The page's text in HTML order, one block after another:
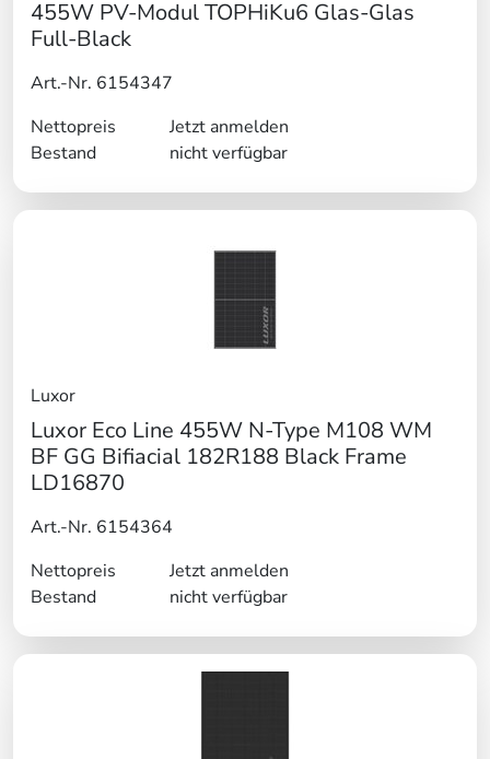
455W PV-Modul TOPHiKu6 Glas-Glas
Full-Black
Art.-Nr. 6154347
Nettopreis
Jetzt anmelden
Bestand
nicht verfügbar
Luxor
Luxor Eco Line 455W N-Type M108 WM
BF GG Bifiacial 182R188 Black Frame
LD16870
Art.-Nr. 6154364
Nettopreis
Jetzt anmelden
Bestand
nicht verfügbar